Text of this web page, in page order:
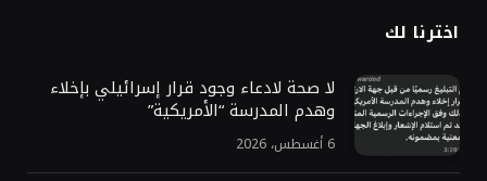
اخترنا لك
لا صحة لادعاء وجود قرار إسرائيلي بإخلاء
وهدم المدرسة “الأمريكية”
6 أغسطس، 2026